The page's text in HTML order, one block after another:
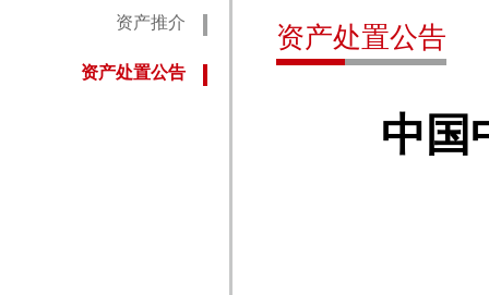
资产推介
资产处置公告
资产处置公告
中国